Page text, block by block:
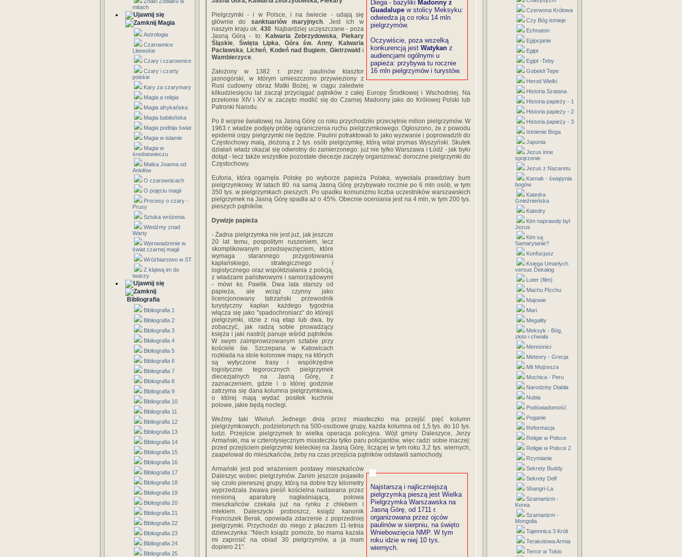
mitach
Magia
Astrologia
Czarownice
Litewskie
Czary i czarownice
Czary i czarty
polskie
Kary za czarymary
Magia a religia
Magia afrykańska
Magia babilońska
Magia podbija świat
Magia w islamie
Magia w
średniowieczu
Matka Joanna od
Aniołów
O czarownicach
O pojęciu magii
Procesy o czary -
Prusy
Sztuka wróżenia
Wiedźmy znad
Warty
Wprowadzenie w
świat czarnej magii
Wróżbiarstwo w ST
Z klątwą im do
twarzy
Bibliografia
Bibliografia 1
Bibliografia 2
Bibliografia 3
Bibliografia 4
Bibliografia 5
Bibliografia 6
Bibliografia 7
Bibliografia 8
Bibliografia 9
Bibliografia 10
Bibliografia 11
Bibliografia 12
Bibliografia 13
Bibliografia 14
Bibliografia 15
Bibliografia 16
Bibliografia 17
Bibliografia 18
Bibliografia 19
Bibliografia 20
Bibliografia 21
Bibliografia 22
Bibliografia 23
Bibliografia 24
Bibliografia 25
Diega - bazyliki Madonny z
Guadalupe w stolicy Meksyku:
odwiedza ją co roku 14 mln
pielgrzymów.
Oczywiście, poza wszelką
konkurencją jest Watykan z
audiencjami ogólnymi u
papieża: przybywa tu rocznie
16 mln pielgrzymów i turystów.
Pielgrzymki - i w Polsce, i na świecie - udają się
głównie do sanktuariów maryjnych. Jest ich w
naszym kraju ok.430. Najbardziej uczęszczane - poza
Jasną Górą - to:
Kalwaria Zebrzydowska,
Piekary
Śląskie, Święta Lipka, Góra św. Anny,
Kalwaria
Pacławska, Licheń, Kodeń nad Bugiem, Gietrzwałd i
Wambierzyce.
Założony w 1382 r. przez paulinów klasztor
jasnogórski, w którym umieszczono przywieziony z
Rusi cudowny obraz Matki Bożej, w ciągu zaledwie
kilkudziesięciu lat zaczął przyciągać pątników z całej Europy Środkowej i Wschodniej. Na
przełomie XIV i XV w. zaczęto modlić się do Czarnej Madonny jako do Królowej Polski lub
Patronki Narodu.
Po II wojnie światowej na Jasną Górę co roku przychodziło przeciętnie milion pielgrzymów. W
1963 r. władze podjęły próbę ograniczenia ruchu pielgrzymkowego. Ogłoszono, że z powodu
epidemii ospy pielgrzymki nie będzie. Paulini potraktowali to jako wyzwanie i poprowadzili do
Częstochowy małą, złożoną z 2 tys. osób pielgrzymkę, którą witał prymas Wyszyński. Skutek
działań władz okazał się odwrotny do zamierzonego: już nie tylko Warszawa i Łódź - jak było
dotąd - lecz także wszystkie pozostałe diecezje zaczęły organizować doroczne pielgrzymki do
Częstochowy.
Euforia, która ogarnęła Polskę po wyborze papieża Polaka, wywołała prawdziwy bum
pielgrzymkowy. W latach 80. na samą Jasną Górę przybywało rocznie po 6 mln osób, w tym
350 tys. w pielgrzymkach pieszych. Po upadku komunizmu liczba uczestników warszawskich
pielgrzymek na Jasną Górę spadła aż o 45%. Obecnie oceniania jest na 4 mln, w tym 200 tys.
pieszych pątników.
Dywizje papieża
- Żadna pielgrzymka nie jest już, jak jeszcze
20 lat temu, pospolitym ruszeniem, lecz
skomplikowanym przedsięwzięciem, które
wymaga starannego przygotowania
kapłańskiego, strategicznego i
logistycznego oraz współdziałania z policją,
z władzami państwowymi i samorządowymi
- mówi ks. Pawlik. Dwa lata starszy od
papieża, ale wciąż czynny jako
licencjonowany tatrzański przewodnik
turystyczny kapłan każdego tygodnia
włącza się jako "spadochroniarz" do którejś
pielgrzymki, idzie z nią etap lub dwa, by
zobaczyć, jak radzą sobie prowadzący
księża i jaki nastrój panuje wśród pątników.
W swym zaimprowizowanym sztabie przy
kościele św. Szczepana w Katowicach
rozkłada na stole kolorowe mapy, na których
są wytyczone trasy i współrzędne
logistyczne tegorocznych pielgrzymek
diecezjalnych na Jasną Górę, z
zaznaczeniem, gdzie i o której godzinie
zatrzyma się dana kolumna pielgrzymkowa,
o której mają wydać posiłek kuchnie
polowe, jakie będą noclegi.
Weźmy taki Wieluń. Jednego dnia przez miasteczko ma przejść pięć kolumn
pielgrzymkowych, podzielonych na 500-osobowe grupy, każda kolumna od 1,5 tys. do 10 tys.
ludzi. Przejście pielgrzymek to wielka operacja policyjna. Wójt gminy Daleszyce, Jerzy
Armański, ma w czterotysięcznym miasteczku tylko paru policjantów, więc radzi sobie inaczej:
przed przejściem pielgrzymki kieleckiej na Jasną Górę, liczącej w tym roku 3,2 tys. wiernych,
zaapelował do mieszkańców, żeby na czas przejścia pątników odstawili samochody.
Najstarszą i najliczniejszą
pielgrzymką pieszą jest Wielka
Pielgrzymka Warszawska na
Jasną Górę, od 1711 r.
organizowana przez ojców
paulinów w sierpniu, na święto
Wniebowzięcia NMP. W tym
roku idzie w niej 10 tys.
wiernych.
Armański jest pod wrażeniem postawy mieszkańców
Daleszyc wobec pielgrzymów. Zanim jeszcze pojawiło
się czoło pierwszej grupy, którą na dobre trzy kilometry
wyprzedzała żwawa pieśń kościelna nadawana przez
niesioną aparaturę nagłaśniającą, połowa
mieszkańców czekała już na rynku z chlebem i
mlekiem. Daleszycki proboszcz, ksiądz kanonik
Franciszek Berak, opowiada zdarzenie z poprzedniej
pielgrzymki. Przychodzi do niego z płaczem 11-letnia
dziewczynka: "Niech ksiądz pomoże, bo mama kazała
mi zaprosić na obiad 30 pielgrzymów, a ja mam
dopiero 21".
Czerwona Królowa
Czy Bóg istnieje
Echnaton
Egipcjanie
Egipt
Egipt -Teby
Gobekli Tepe
Herod Wielki
Historia Szatana
Historia papieży - 1
Historia papieży - 2
Historia papieży - 3
Istnienie Boga
Japonia
Jezus inne
spojrzenie
Jezus z Nazaretu
Karnak - świątynia
bogów
Katedra
Gnieźnieńska
Katedry
Kim naprawdę był
Jezus
Kim są
Samarytanie?
Konfucjusz
Księga Umarłych
versus Dekalog
Luter (film)
Machu Picchu
Majowie
Mari
Megality
Meksyk - Bóg,
złoto i chwała
Mennonici
Meteory - Grecja
Mit Mojżesza
Mochica - Peru
Narodziny Diabła
Nubia
Podświadomość
Poganie
Reformacja
Religie w Polsce
Religie w Polsce 2
Rzymianie
Sekrety Buddy
Sekrety Delf
Shangri-La
Szamanizm -
Korea
Szamanizm -
Mongolia
Tajemnica 3 Króli
Terakotowa Armia
Terror w Tokio